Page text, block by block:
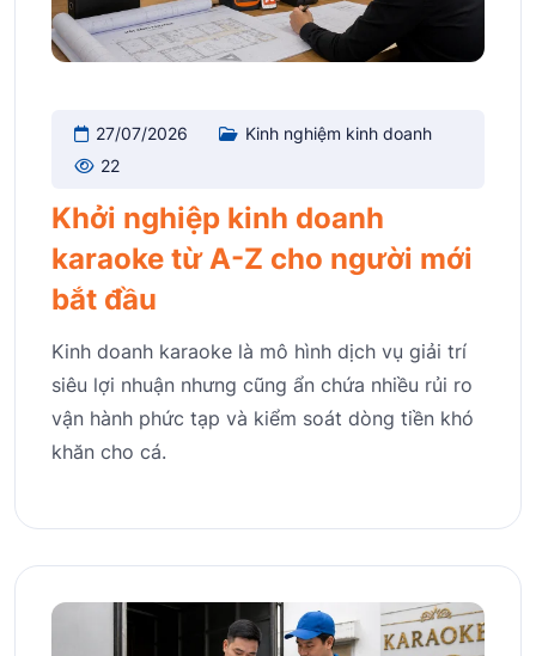
27/07/2026
Kinh nghiệm kinh doanh
22
Khởi nghiệp kinh doanh
karaoke từ A-Z cho người mới
bắt đầu
Kinh doanh karaoke là mô hình dịch vụ giải trí
siêu lợi nhuận nhưng cũng ẩn chứa nhiều rủi ro
vận hành phức tạp và kiểm soát dòng tiền khó
khăn cho cá.